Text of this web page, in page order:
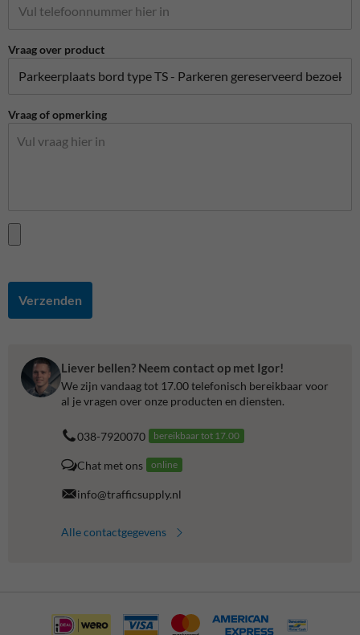
Vraag over product
Vraag of opmerking
Verzenden
Liever bellen? Neem contact op met Igor!
We zijn vandaag tot 17.00 telefonisch bereikbaar voor
al je vragen over onze producten en diensten.
038-7920070 bereikbaar tot 17.00
Chat met ons online
info@trafficsupply.nl
Alle contactgegevens